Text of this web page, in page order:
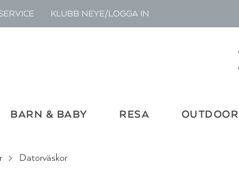
KLUBB NEYE/LOGGA IN
BARN & BABY RESA OUTDOOR
Datorväskor